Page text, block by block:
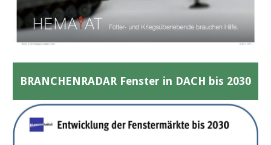
BRANCHENRADAR Fenster in DACH bis 2030